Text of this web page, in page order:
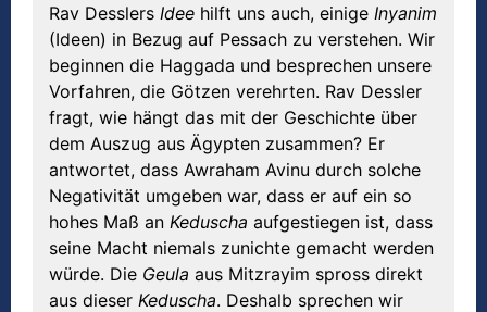
Rav Desslers Idee hilft uns auch, einige Inyanim
(Ideen) in Bezug auf Pessach zu verstehen. Wir
beginnen die Haggada und besprechen unsere
Vorfahren, die Götzen verehrten. Rav Dessler
fragt, wie hängt das mit der Geschichte über
dem Auszug aus Ägypten zusammen? Er
antwortet, dass Awraham Avinu durch solche
Negativität umgeben war, dass er auf ein so
hohes Maß an Keduscha aufgestiegen ist, dass
seine Macht niemals zunichte gemacht werden
würde. Die Geula aus Mitzrayim spross direkt
aus dieser Keduscha. Deshalb sprechen wir